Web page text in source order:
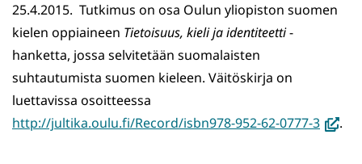
25.4.2015. Tutkimus on osa Oulun yliopiston suomen
kielen oppiaineen Tietoisuus, kieli ja identiteetti-
hanketta, jossa selvitetään suomalaisten
suhtautumista suo­men kieleen. Väitöskirja on
luettavissa osoitteessa
http://jultika.oulu.fi/Record/isbn978-952-62-0777-3
.